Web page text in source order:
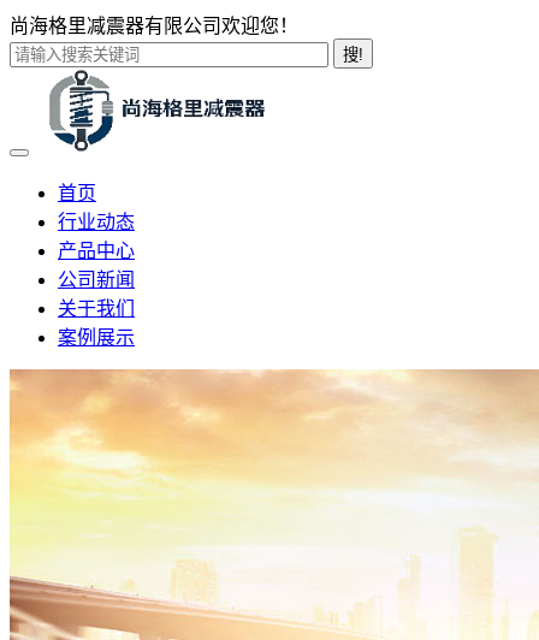
尚海格里减震器有限公司欢迎您！
搜!
首页
行业动态
产品中心
公司新闻
关于我们
案例展示